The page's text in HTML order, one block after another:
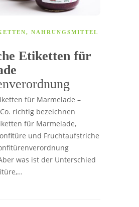
, NAHRUNGSMITTEL
Etiketten für
für Marmelade –
richtig bezeichnen
für Marmelade,
und Fruchtaufstriche
was ist der Unterschied